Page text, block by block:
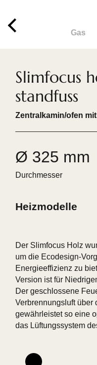
Gas
Slimfocus
standfuss
Zentralkamin/ofen
Ø 325 mm
Durchmesser
Heizmodelle
Der Slimfocus Holz
um die Ecodesign-
Energieeffizienz zu
Version ist für
Der geschlossene
Verbrennungsluft über
gewährleistet so eine
das Lüftungssystem